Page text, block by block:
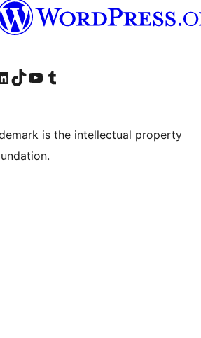
de Facebook
conta de Instagram
a nosa conta de LinkedIn
Visita a nosa conta de TikTok
Visita a nosa canle de YouTube
Visita a nosa conta de Tumblr
is the intellectual property